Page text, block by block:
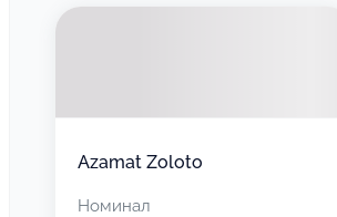
Azamat Zoloto
Номинал